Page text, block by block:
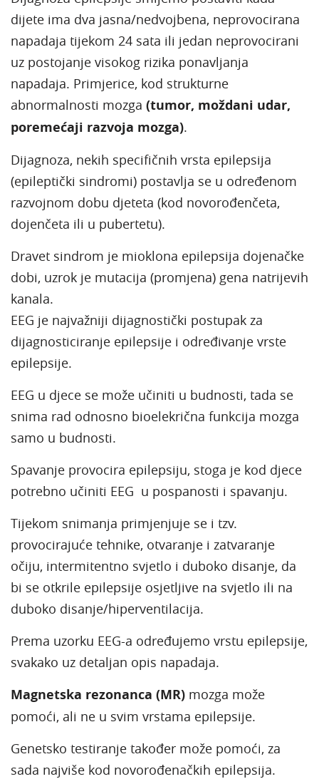
dijete ima dva jasna/nedvojbena, neprovocirana
napadaja tijekom 24 sata ili jedan neprovocirani
uz postojanje visokog rizika ponavljanja
napadaja. Primjerice, kod strukturne
abnormalnosti mozga (tumor, moždani udar,
poremećaji razvoja mozga).
Dijagnoza, nekih specifičnih vrsta epilepsija
(epileptički sindromi) postavlja se u određenom
razvojnom dobu djeteta (kod novorođenčeta,
dojenčeta ili u pubertetu).
Dravet sindrom je mioklona epilepsija dojenačke
dobi, uzrok je mutacija (promjena) gena natrijevih
kanala.
EEG je najvažniji dijagnostički postupak za
dijagnosticiranje epilepsije i određivanje vrste
epilepsije.
EEG u djece se može učiniti u budnosti, tada se
snima rad odnosno bioelekrična funkcija mozga
samo u budnosti.
Spavanje provocira epilepsiju, stoga je kod djece
potrebno učiniti EEG u pospanosti i spavanju.
Tijekom snimanja primjenjuje se i tzv.
provocirajuće tehnike, otvaranje i zatvaranje
očiju, intermitentno svjetlo i duboko disanje, da
bi se otkrile epilepsije osjetljive na svjetlo ili na
duboko disanje/hiperventilacija.
Prema uzorku EEG-a određujemo vrstu epilepsije,
svakako uz detaljan opis napadaja.
Magnetska rezonanca (MR) mozga može
pomoći, ali ne u svim vrstama epilepsije.
Genetsko testiranje također može pomoći, za
sada najviše kod novorođenačkih epilepsija.